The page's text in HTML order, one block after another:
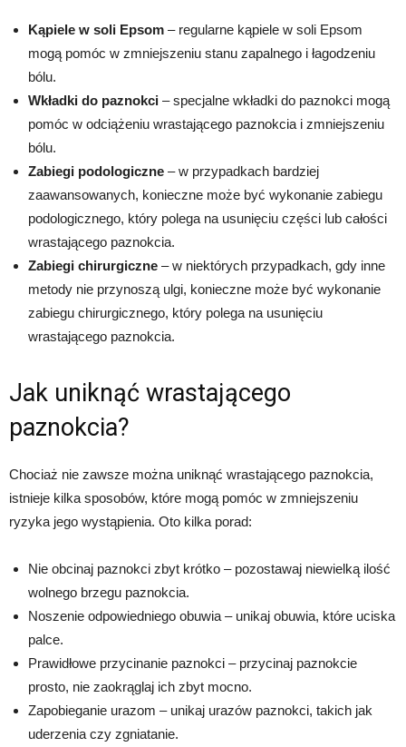
Kąpiele w soli Epsom – regularne kąpiele w soli Epsom
mogą pomóc w zmniejszeniu stanu zapalnego i łagodzeniu
bólu.
Wkładki do paznokci – specjalne wkładki do paznokci mogą
pomóc w odciążeniu wrastającego paznokcia i zmniejszeniu
bólu.
Zabiegi podologiczne – w przypadkach bardziej
zaawansowanych, konieczne może być wykonanie zabiegu
podologicznego, który polega na usunięciu części lub całości
wrastającego paznokcia.
Zabiegi chirurgiczne – w niektórych przypadkach, gdy inne
metody nie przynoszą ulgi, konieczne może być wykonanie
zabiegu chirurgicznego, który polega na usunięciu
wrastającego paznokcia.
Jak uniknąć wrastającego
paznokcia?
Chociaż nie zawsze można uniknąć wrastającego paznokcia,
istnieje kilka sposobów, które mogą pomóc w zmniejszeniu
ryzyka jego wystąpienia. Oto kilka porad:
Nie obcinaj paznokci zbyt krótko – pozostawaj niewielką ilość
wolnego brzegu paznokcia.
Noszenie odpowiedniego obuwia – unikaj obuwia, które uciska
palce.
Prawidłowe przycinanie paznokci – przycinaj paznokcie
prosto, nie zaokrąglaj ich zbyt mocno.
Zapobieganie urazom – unikaj urazów paznokci, takich jak
uderzenia czy zgniatanie.